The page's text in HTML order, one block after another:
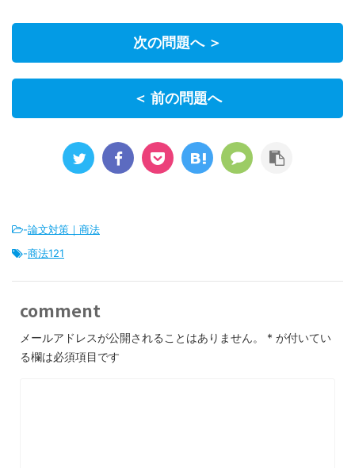
次の問題へ ＞
＜ 前の問題へ
-論文対策｜商法
-商法121
comment
メールアドレスが公開されることはありません。 * が付いてい
る欄は必須項目です